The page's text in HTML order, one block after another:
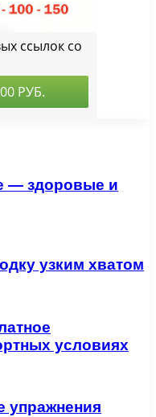
— здоровые и
узким хватом
условиях
упражнения